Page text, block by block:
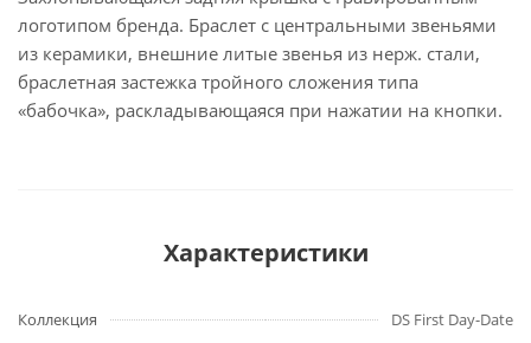
логотипом бренда. Браслет с центральными звеньями
из керамики, внешние литые звенья из нерж. стали,
браслетная застежка тройного сложения типа
«бабочка», раскладывающаяся при нажатии на кнопки.
Характеристики
Коллекция
DS First Day-Date